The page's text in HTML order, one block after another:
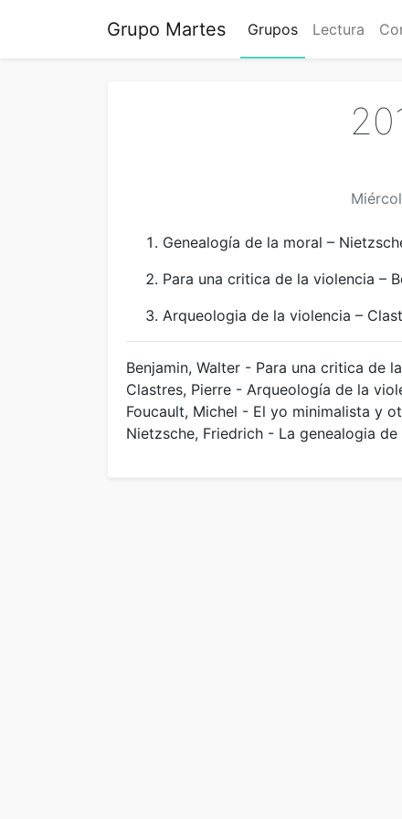
Grupo Martes Grupos Lectura
Genealogía de la moral –
Para una critica de la violencia –
Arqueologia de la violencia –
Benjamin, Walter - Para una critica de
Clastres, Pierre - Arqueología de la
Foucault, Michel - El yo minimalista y
Nietzsche, Friedrich - La genealogia de